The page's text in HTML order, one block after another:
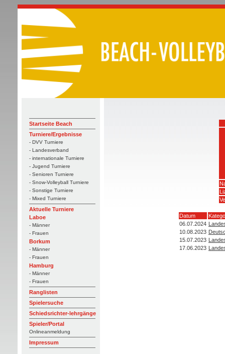
Startseite Beach
Turniere/Ergebnisse
- DVV Turniere
- Landesverband
- internationale Turniere
- Jugend Turniere
- Senioren Turniere
- Snow-Volleyball Turniere
- Sonstige Turniere
- Mixed Turniere
Aktuelle Turniere
Laboe
- Männer
- Frauen
Borkum
- Männer
- Frauen
Hamburg
- Männer
- Frauen
Ranglisten
Spielersuche
Schiedsrichter-lehrgänge
Spieler/Portal
Onlineanmeldung
Impressum
Datum
06.07.2024
10.08.2023
15.07.2023
17.06.2023